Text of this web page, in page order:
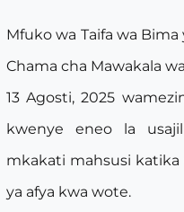
Mfuko wa Taifa wa
Chama cha Mawakala
13 Agosti, 2025
kwenye eneo la
mkakati mahsusi katika
ya afya kwa wote.